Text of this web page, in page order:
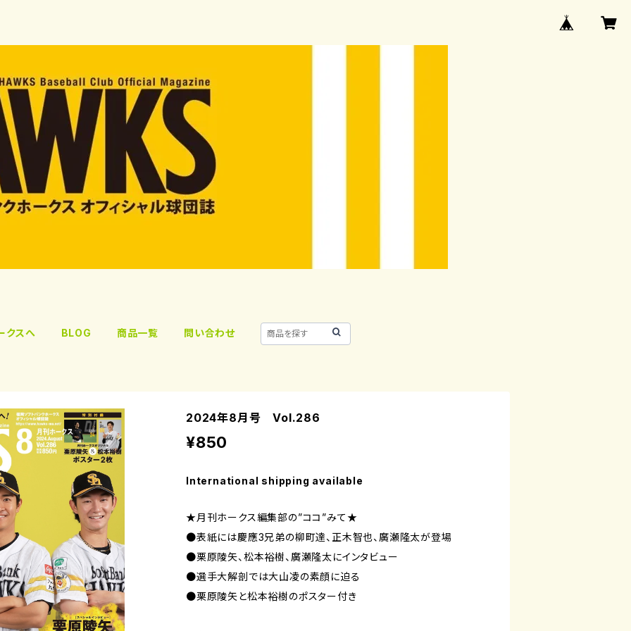
クスへ BLOG 商品一覧 問い合わせ
2024年8月号 Vol.286
¥850
International shipping available
★月刊ホークス編集部の”ココ”みて★
●表紙には慶應3兄弟の柳町達、正木智也、廣瀬隆太が登場
●栗原陵矢、松本裕樹、廣瀬隆太にインタビュー
●選手大解剖では大山凌の素顔に迫る
●栗原陵矢と松本裕樹のポスター付き